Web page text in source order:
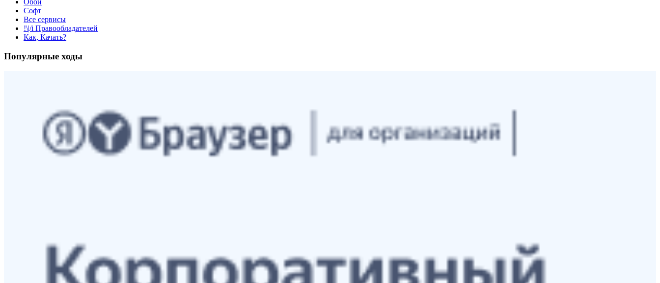
Обои
Софт
Все сервисы
!\|/i Правообладателей
Как, Качать?
Популярные ходы